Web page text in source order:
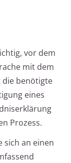
vor dem
mit dem
die benötigte
eines
Prozess.
sich an einen